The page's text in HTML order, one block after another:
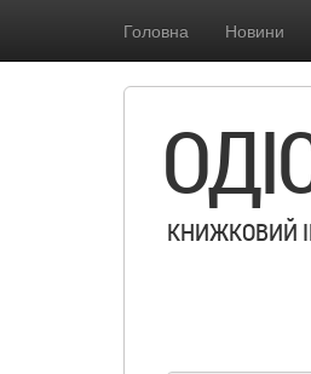
Головна Новини
КНИЖКОВИЙ